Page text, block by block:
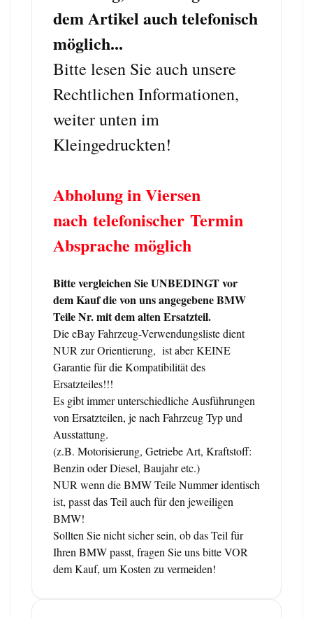
dem Artikel auch telefonisch
möglich...
Bitte lesen Sie auch unsere
Rechtlichen Informationen,
weiter unten im
Kleingedruckten!
Abholung in Viersen
nach telefonischer Termin
Absprache möglich
Bitte vergleichen Sie UNBEDINGT vor
dem Kauf die von uns angegebene BMW
Teile Nr. mit dem alten Ersatzteil.
Die eBay Fahrzeug-Verwendungsliste dient
NUR zur Orientierung, ist aber KEINE
Garantie für die Kompatibilität des
Ersatzteiles!!!
Es gibt immer unterschiedliche Ausführungen
von Ersatzteilen, je nach Fahrzeug Typ und
Ausstattung.
(z.B. Motorisierung, Getriebe Art, Kraftstoff:
Benzin oder Diesel, Baujahr etc.)
NUR wenn die BMW Teile Nummer identisch
ist, passt das Teil auch für den jeweiligen
BMW!
Sollten Sie nicht sicher sein, ob das Teil für
Ihren BMW passt, fragen Sie uns bitte VOR
dem Kauf, um Kosten zu vermeiden!